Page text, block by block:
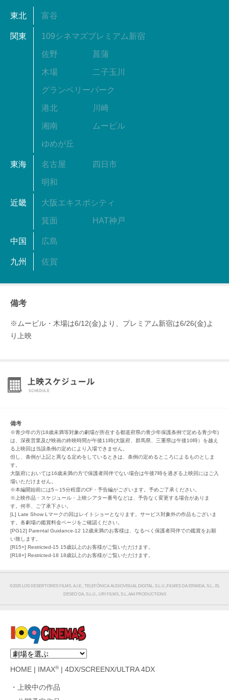
東北 富谷
関東 109シネマズプレミアム新宿
佐野 菖蒲
木場 二子玉川
グランベリーパーク
港北 川崎
湘南 ムービル
ゆめが丘
東海 名古屋 四日市
明和
近畿 大阪エキスポシティ
箕面 HAT神戸
中国 広島
九州 佐賀
備考
※ムービル・木場は6/12(金)より、プレミアム新宿は6/26(金)よ
り上映
備考
※青少年の方(18歳未満等対象の劇場が所在する都道府県の青少年保護条例で定める青少年)
は、深夜営業及び映画の終映時間が午後11時(大阪府、群馬県、三重県は午後10時）を越え
る上映回は当該条例の定めにより入場できません。
但し、条例が上記と異なる定めをしているときは、条例の定めるところによるものとしま
す。
大阪府においては16歳未満の方で保護者同伴でない場合は午後7時を過ぎる上映回にはご入
場いただけません。
※本編開始前には5～15分程度のCF・予告編がございます。予めご了承ください。
※上映作品・スケジュール・上映シアター番号などは、予告なく変更する場合がありま
す。何卒、ご了承下さい。
[L] Late Show Lマークの回はレイトショーとなります。サービス対象外の作品もございま
す。各劇場の鑑賞料金ページをご確認ください。
[PG12] Parental Guidance-12 12歳未満のお客様は、なるべく保護者同伴での鑑賞をお願
い致します。
[R15+] Restricted-15 15歳以上のお客様がご覧いただけます。
[R18+] Restricted-18 18歳以上のお客様がご覧いただけます。
©︎2025 LOS DESERTORES FILMS, A.I.E., TELEFÓNICA AUDIOVISUAL DIGITAL, S.L.U.,FILMES DA ERMIDA, S.L., EL
DESEO DA, S.L.U., URI FILMS, S.L.,4A4 PRODUCTIONS
HOME IMAX®| 4DX/SCREENX/ULTRA 4DX
上映中の作品